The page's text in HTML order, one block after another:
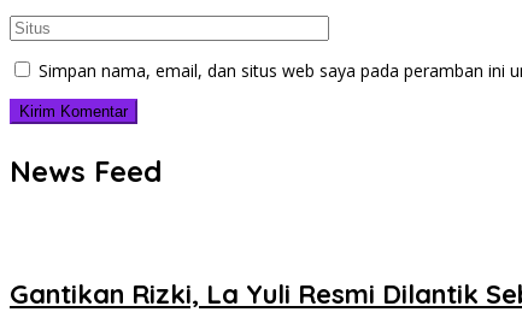
Simpan nama, email, dan situs web saya pada peramban ini
News Feed
Gantikan Rizki, La Yuli Resmi Dilantik